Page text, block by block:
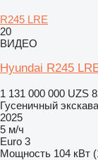
R245 LRE
20
ВИДЕО
Hyundai R245
1 131 000 000 UZS
Гусеничный
2025
5 м/ч
Euro 3
Мощность 104 кВт